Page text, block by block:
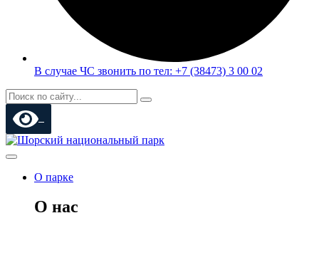
В случае ЧС звонить по тел: +7 (38473) 3 00 02
О парке
О нас